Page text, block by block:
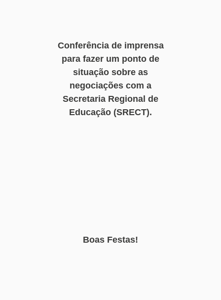
Conferência de imprensa
para fazer um ponto de
situação sobre as
negociações com a
Secretaria Regional de
Educação (SRECT).
Boas Festas!